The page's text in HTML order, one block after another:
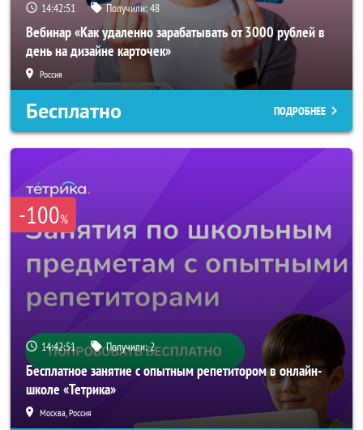
14:42:50 Получили:48
Вебинар «Как удаленно зарабатывать от 3000 рублей в
день на дизайне карточек»
Россия
Бесплатно ПОДРОБНЕЕ
-100%
14:42:50 Получили:2
Бесплатное занятие с опытным репетитором в онлайн-
школе «Тетрика»
Москва, Россия